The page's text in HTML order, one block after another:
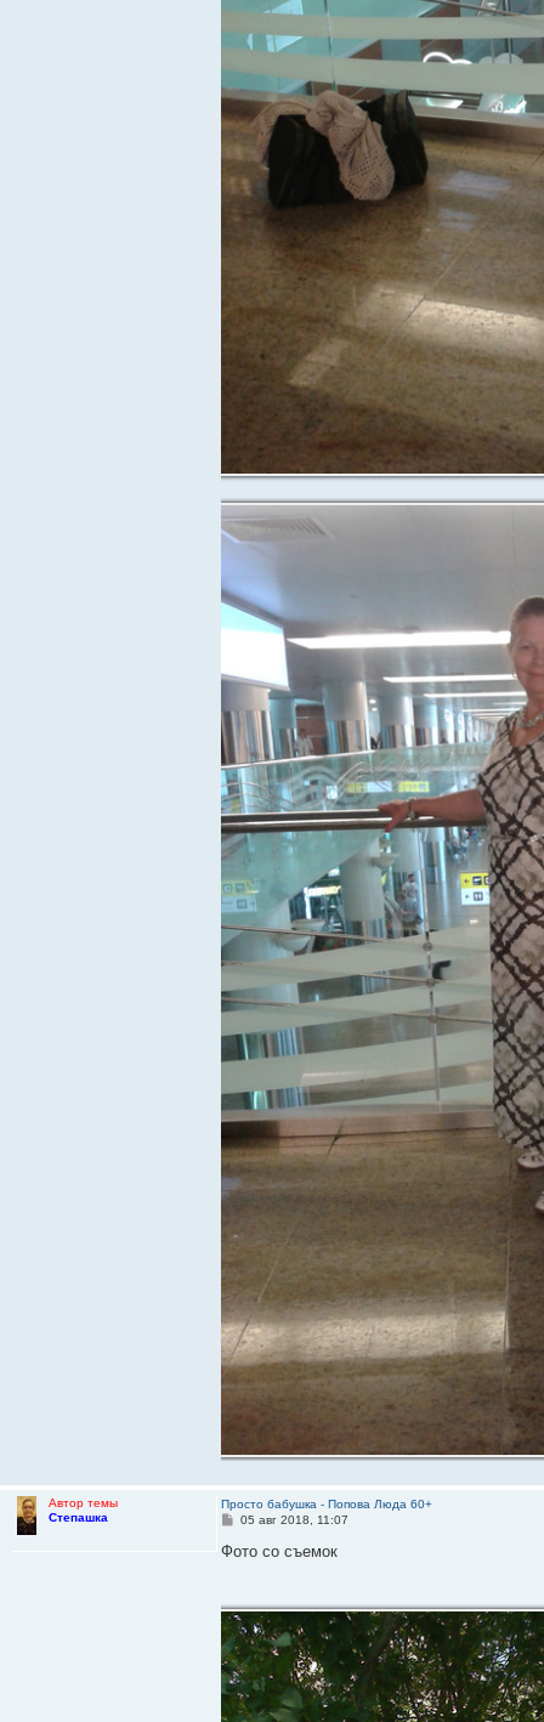
Автор темы
Степашка
Просто бабушка - Попова Люда 60+
С
о
н
и
е
05 авг 2018, 11:07
Фото со съемок